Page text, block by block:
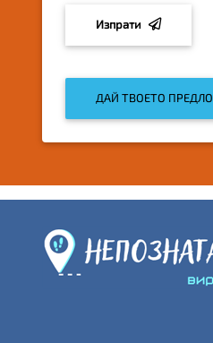
Изпрати
ДАЙ ТВОЕТО